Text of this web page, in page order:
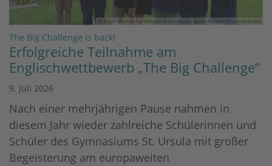
© Bischöfliches Gymnasium Sankt Ursula Geilenkirchen (Dominik Esser)
The Big Challenge is back!
Erfolgreiche Teilnahme am
Englischwettbewerb „The Big Challenge“
9. Juli 2026
Nach einer mehrjährigen Pause nahmen in
diesem Jahr wieder zahlreiche Schülerinnen und
Schüler des Gymnasiums St. Ursula mit großer
Begeisterung am europaweiten